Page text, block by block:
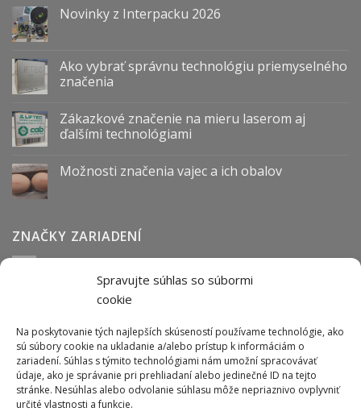
Spravujte súhlas so súbormi
cookie
Na poskytovanie tých najlepších skúseností používame technológie, ako
sú súbory cookie na ukladanie a/alebo prístup k informáciám o
zariadení. Súhlas s týmito technológiami nám umožní spracovávať
údaje, ako je správanie pri prehliadaní alebo jedinečné ID na tejto
stránke. Nesúhlas alebo odvolanie súhlasu môže nepriaznivo ovplyvniť
určité vlastnosti a funkcie.
Novinky z Interpacku 2026
Ako vybrať správnu technológiu priemyselného
značenia
Zákazkové značenie na mieru laserom aj
ďalšími technológiami
Možnosti značenia vajec a ich obalov
ZNAČKY ZARIADENÍ
Anser Arca BOFA cab Carl Valentin
Datalogic Hitachi
Norwix
Purex Tiflex Tykma Zanasi
ODBER NEWSLETTERU